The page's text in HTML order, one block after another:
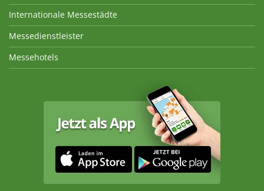
Internationale Messestädte
Messedienstleister
Messehotels